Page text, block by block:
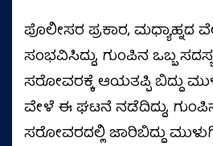
ಪೊಲೀಸರ ಪ್ರಕಾರ,
ಸಂಭವಿಸಿದ್ದು, ಗುಂಪಿನ ಒಬ್ಬ
ಸರೋವರಕ್ಕೆ ಆಯತಪ್ಪಿ ಬಿದ್ದು
ವೇಳೆ ಈ ಘಟನೆ ನಡೆದಿದ್ದು,
ಸರೋವರದಲ್ಲಿ ಜಾರಿಬಿದ್ದು